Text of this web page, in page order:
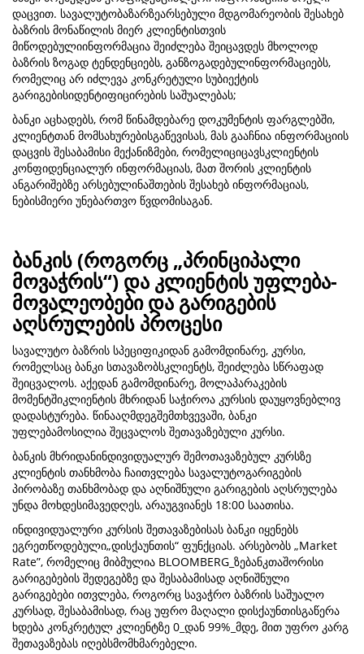
დაცვით. სავალუტობაზარზეარსებული მდგომარეობის შესახებ
ბაზრის მონაწილის მიერ კლიენტისთვის
მიწოდებულიინფორმაცია შეიძლება შეიცავდეს მხოლოდ
ბაზრის ზოგად ტენდენციებს, განზოგადებულინფორმაციებს,
რომელიც არ იძლევა კონკრეტული სუბიექტის
გარიგებისიდენტიფიცირების საშუალებას;
ბანკი აცხადებს, რომ წინამდებარე დოკუმენტის ფარგლებში,
კლიენტთან მომსახურებისგაწევისას, მას გააჩნია ინფორმაციის
დაცვის შესაბამისი მექანიზმები, რომელიციცავსკლიენტის
კონფიდენციალურ ინფორმაციას, მათ შორის კლიენტის
ანგარიშებზე არსებულინაშთების შესახებ ინფორმაციას,
ნებისმიერი უნებართვო წვდომისაგან.
ბანკის (როგორც „პრინციპალი
მოვაჭრის“) და კლიენტის უფლება-
მოვალეობები და გარიგების
აღსრულების პროცესი
სავალუტო ბაზრის სპეციფიკიდან გამომდინარე, კურსი,
რომელსაც ბანკი სთავაზობსკლიენტს, შეიძლება სწრაფად
შეიცვალოს. აქედან გამომდინარე, მოლაპარაკების
მომენტშიკლიენტის მხრიდან საჭიროა კურსის დაუყოვნებლივ
დადასტურება. წინააღმდეგშემთხვევაში, ბანკი
უფლებამოსილია შეცვალოს შეთავაზებული კურსი.
ბანკის მხრიდანინდივიდუალურ შემოთავაზებულ კურსზე
კლიენტის თანხმობა ჩაითვლება სავალუტოგარიგების
პირობაზე თანხმობად და აღნიშნული გარიგების აღსრულება
უნდა მოხდესიმავედღეს, არაუგვიანეს 18:00 საათისა.
ინდივიდუალური კურსის შეთავაზებისას ბანკი იყენებს
ეგრეთწოდებული„დისქაუნთის“ ფუნქციას. არსებობს „Market
Rate”, რომელიც მიბმულია BLOOMBERG_ზებანკთაშორისი
გარიგებების შედეგებზე და შესაბამისად აღნიშნული
გარიგებები ითვლება, როგორც სავაჭრო ბაზრის საშუალო
კურსად, შესაბამისად, რაც უფრო მაღალი დისქაუნთისგაწერა
ხდება კონკრეტულ კლიენტზე 0_დან 99%_მდე, მით უფრო კარგ
შეთავაზებას იღებსმომხმარებელი.